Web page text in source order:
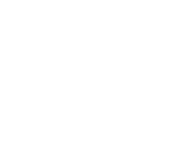
くらい。小説でいう「ずっ
分量。進化すればするほど分